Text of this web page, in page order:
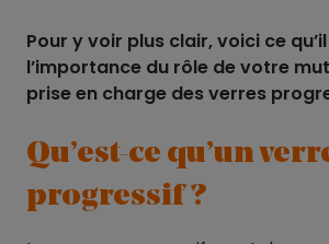
Pour y voir plus clair, voici ce
l’importance du rôle de votre
prise en charge des verres
Qu’est-ce qu’un
progressif ?